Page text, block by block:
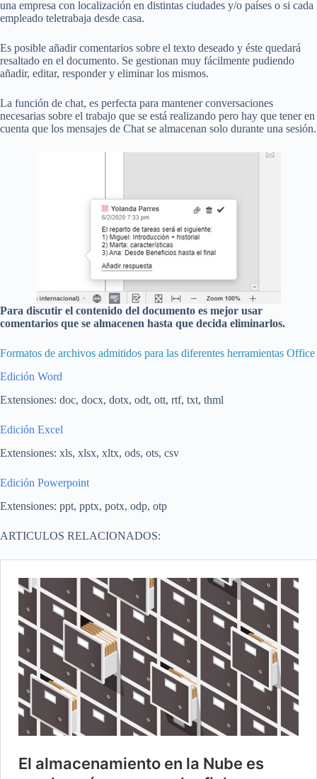
una empresa con localización en distintas ciudades y/o países o si cada
empleado teletrabaja desde casa.
Es posible añadir comentarios sobre el texto deseado y éste quedará
resaltado en el documento. Se gestionan muy fácilmente pudiendo
añadir, editar, responder y eliminar los mismos.
La función de chat, es perfecta para mantener conversaciones
necesarias sobre el trabajo que se está realizando pero hay que tener en
cuenta que los mensajes de Chat se almacenan solo durante una sesión.
Para discutir el contenido del documento es mejor usar
comentarios que se almacenen hasta que decida eliminarlos.
Formatos de archivos admitidos para las diferentes herramientas Office
Edición Word
Extensiones: doc, docx, dotx, odt, ott, rtf, txt, thml
Edición Excel
Extensiones: xls, xlsx, xltx, ods, ots, csv
Edición Powerpoint
Extensiones: ppt, pptx, potx, odp, otp
ARTICULOS RELACIONADOS: